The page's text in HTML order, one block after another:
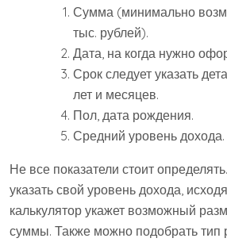
Сумма (минимально
тыс. рублей).
Дата, на когда нужно
Срок следует указать
лет и месяцев.
Пол, дата рождения.
Средний уровень дохода.
Не все показатели стоит
указать свой уровень дохода,
калькулятор укажет возможный
суммы. Также можно подобрать тип